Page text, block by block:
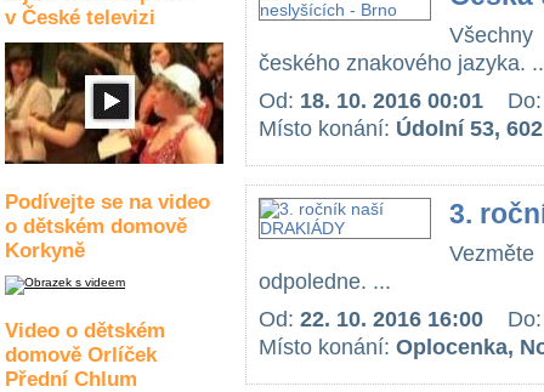
v České televizi
Podívejte se na video
o dětském domově
Korkyně
Video o dětském
domově Orlíček
Přední Chlum
českého znakového jazyka.
Od: 18. 10. 2016 00:01
Místo konání: Údolní 53,
3.
odpoledne. ...
Od: 22. 10. 2016 16:00
Místo konání: Oplocenka,